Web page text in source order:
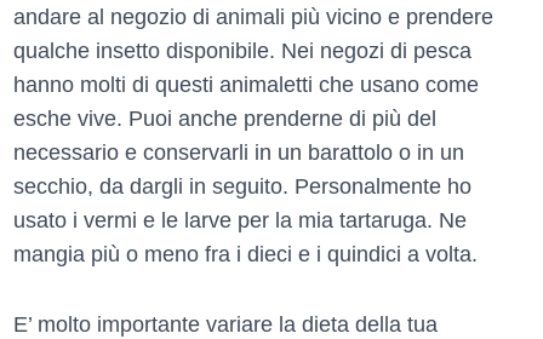
andare al negozio di animali più vicino e prendere
qualche insetto disponibile. Nei negozi di pesca
hanno molti di questi animaletti che usano come
esche vive. Puoi anche prenderne di più del
necessario e conservarli in un barattolo o in un
secchio, da dargli in seguito. Personalmente ho
usato i vermi e le larve per la mia tartaruga. Ne
mangia più o meno fra i dieci e i quindici a volta.
E’ molto importante variare la dieta della tua